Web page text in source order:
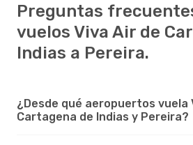
Preguntas
vuelos Viva Air de
Indias a Pereira.
¿Desde qué aeropuertos vuela
Cartagena de Indias y Pereira?